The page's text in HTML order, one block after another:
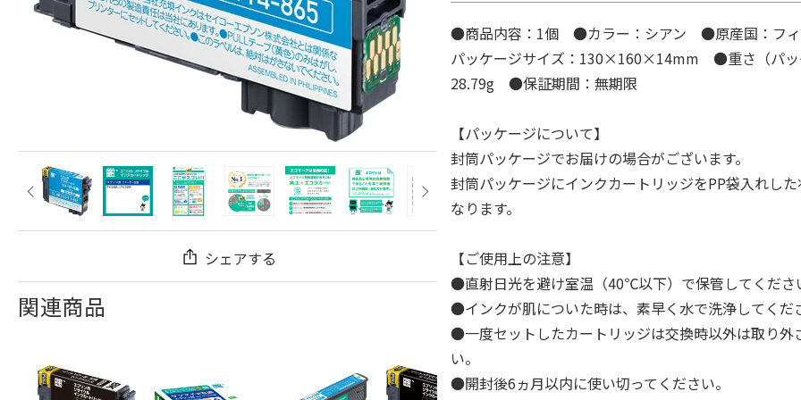
シェアする
関連商品
●商品内容：1個 ●カラー：シアン ●原産国：フ
パッケージサイズ：130×160×14mm ●重さ（パッ
28.79g ●保証期間：無期限
【パッケージについて】
封筒パッケージでお届けの場合がございます。
封筒パッケージにインクカートリッジをPP袋入れし
なります。
【ご使用上の注意】
●直射日光を避け室温（40℃以下）で保管してくださ
●インクが肌についた時は、素早く水で洗浄してくだ
●一度セットしたカートリッジは交換時以外は取り外
い。
●開封後6ヵ月以内に使い切ってください。